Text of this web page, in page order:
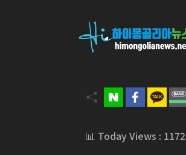
📊 Today Views : 1172